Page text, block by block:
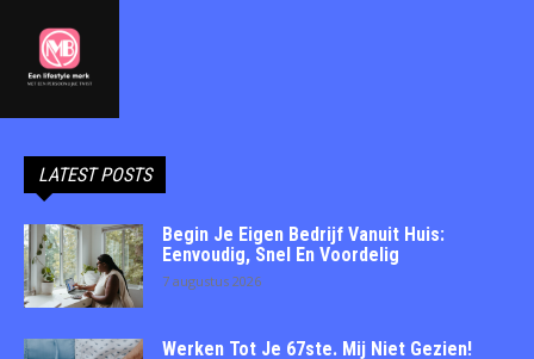
LATEST POSTS
Begin Je Eigen Bedrijf Vanuit Huis:
Eenvoudig, Snel En Voordelig
7 augustus 2026
Werken Tot Je 67ste. Mij Niet Gezien!